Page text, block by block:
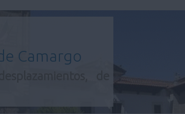
Camargo